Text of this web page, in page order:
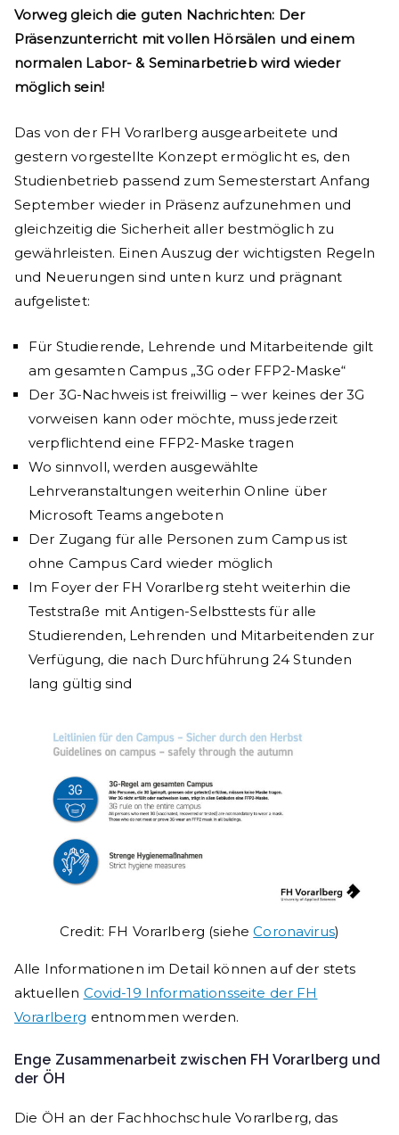
Vorweg gleich die guten Nachrichten: Der
Präsenzunterricht mit vollen Hörsälen und einem
normalen Labor- & Seminarbetrieb wird wieder
möglich sein!
Das von der FH Vorarlberg ausgearbeitete und
gestern vorgestellte Konzept ermöglicht es, den
Studienbetrieb passend zum Semesterstart Anfang
September wieder in Präsenz aufzunehmen und
gleichzeitig die Sicherheit aller bestmöglich zu
gewährleisten. Einen Auszug der wichtigsten Regeln
und Neuerungen sind unten kurz und prägnant
aufgelistet:
Für Studierende, Lehrende und Mitarbeitende gilt
am gesamten Campus „3G oder FFP2-Maske“
Der 3G-Nachweis ist freiwillig – wer keines der 3G
vorweisen kann oder möchte, muss jederzeit
verpflichtend eine FFP2-Maske tragen
Wo sinnvoll, werden ausgewählte
Lehrveranstaltungen weiterhin Online über
Microsoft Teams angeboten
Der Zugang für alle Personen zum Campus ist
ohne Campus Card wieder möglich
Im Foyer der FH Vorarlberg steht weiterhin die
Teststraße mit Antigen-Selbsttests für alle
Studierenden, Lehrenden und Mitarbeitenden zur
Verfügung, die nach Durchführung 24 Stunden
lang gültig sind
Credit: FH Vorarlberg (sieheCoronavirus)
Alle Informationen im Detail können auf der stets
aktuellen Covid-19 Informationsseite der FH
Vorarlberg entnommen werden.
Enge Zusammenarbeit zwischen FH Vorarlberg und
der ÖH
Die ÖH an der Fachhochschule Vorarlberg, das